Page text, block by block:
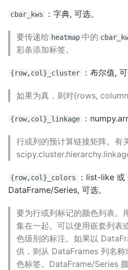
cbar_kws ：字典, 可选。
要传递给 heatmap 中的
彩条添加标签。
{row,col}_cluster ：布尔值, 可
如果为真，则对{rows,
{row,col}_linkage ：
行或列的预计算链接矩阵。有
{row,col}_colors
：list-like
DataFrame/Series, 可选。
要为行或列标记的颜色列表。
集在一起。可以使用嵌套列表
色级别的标注。如果以
供，则从 DataFrames 列名
色标签。DataFrame/Series